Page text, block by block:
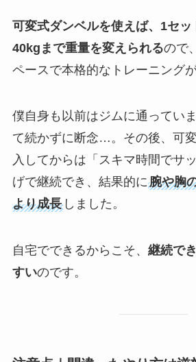
可変式ダンベルを使えば、1セッ
40kgまで重量を変えられるので
ペースで本格的なトレーニングが
僕自身も以前はジムに通ってい
て続かずに断念…。その後、可
入してからは「スキマ時間でサ
げで継続でき、結果的に腕や胸
より成長しました。
自宅でできるからこそ、 継続で
すいのです。